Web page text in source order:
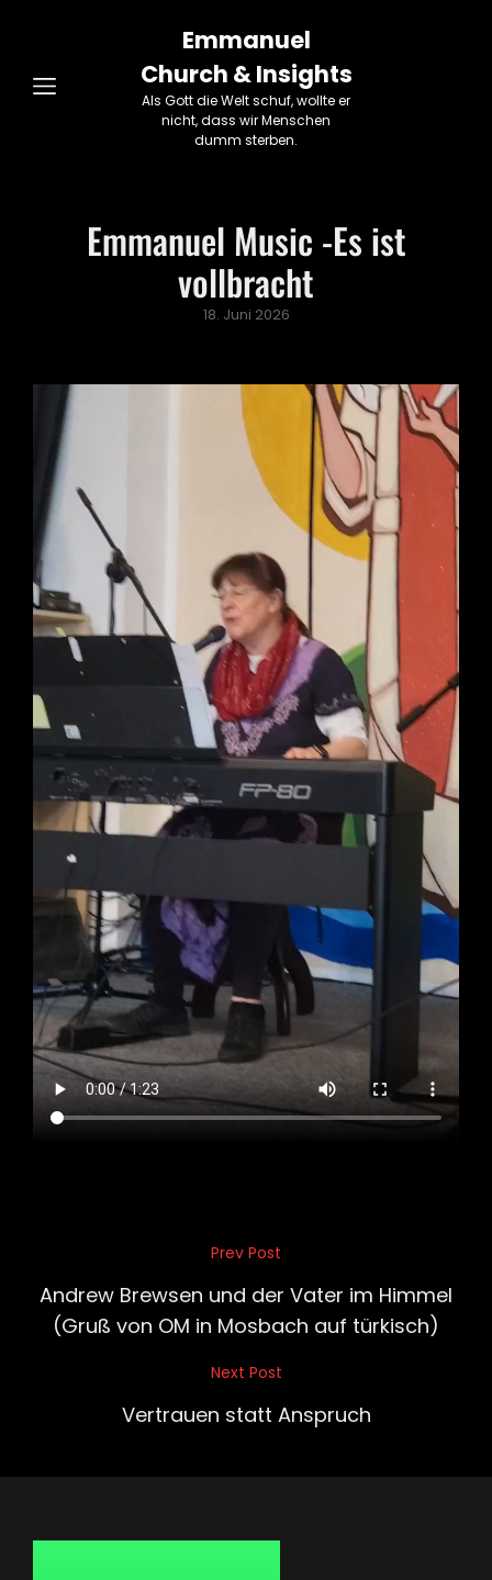
Emmanuel
Church & Insights
Als Gott die Welt schuf, wollte er
nicht, dass wir Menschen
dumm sterben.
Emmanuel Music -Es ist
vollbracht
Posted
18. Juni 2026
Beitragsnavigation
Post
Prev Post
Andrew Brewsen und der Vater im Himmel
(Gruß von OM in Mosbach auf türkisch)
Next Post
Vertrauen statt Anspruch